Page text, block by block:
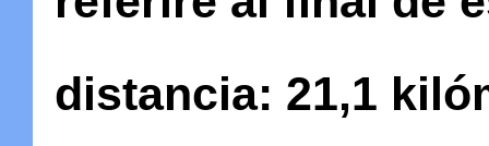
distancia: 21,1